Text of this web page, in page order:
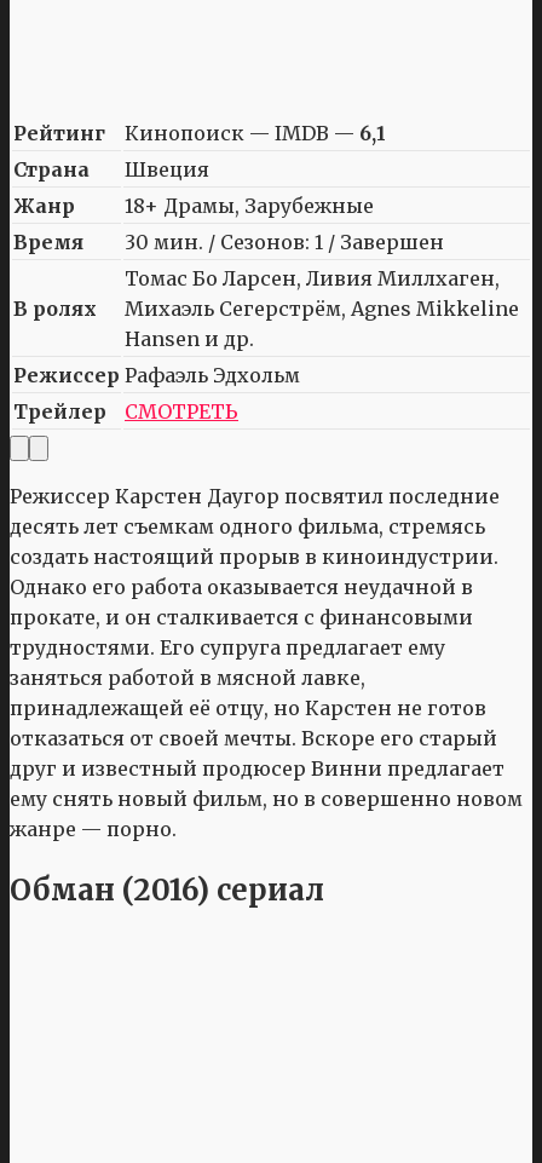
Рейтинг Кинопоиск — IMDB — 6,1
Страна
Швеция
Жанр
18+ Драмы, Зарубежные
Время
30 мин. / Сезонов: 1 / Завершен
В ролях
Томас Бо Ларсен, Ливия Миллхаген,
Михаэль Сегерстрём, Agnes Mikkeline
Hansen и др.
Режиссер Рафаэль Эдхольм
Трейлер
СМОТРЕТЬ
Режиссер Карстен Даугор посвятил последние
десять лет съемкам одного фильма, стремясь
создать настоящий прорыв в киноиндустрии.
Однако его работа оказывается неудачной в
прокате, и он сталкивается с финансовыми
трудностями. Его супруга предлагает ему
заняться работой в мясной лавке,
принадлежащей её отцу, но Карстен не готов
отказаться от своей мечты. Вскоре его старый
друг и известный продюсер Винни предлагает
ему снять новый фильм, но в совершенно новом
жанре — порно.
Обман (2016) сериал